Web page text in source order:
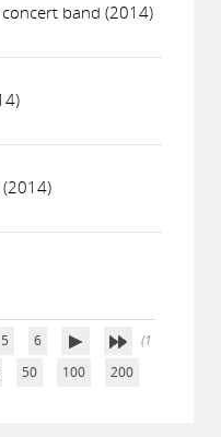
band (2014)
(2014)
5 6
(1
50 100 200